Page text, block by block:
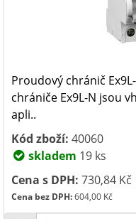
Proudový chránič
chrániče Ex9L-N jsou
apli..
Kód zboží: 40060
skladem 19 ks
Cena s DPH: 730,84 Kč
Cena bez DPH:604,00 Kč